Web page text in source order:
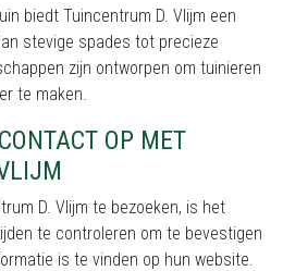
biedt Tuincentrum D. Vlijm een
stevige spades tot precieze
zijn ontworpen om tuinieren
te maken.
OP MET
D. Vlijm te bezoeken, is het
te controleren om te bevestigen
is te vinden op hun website.